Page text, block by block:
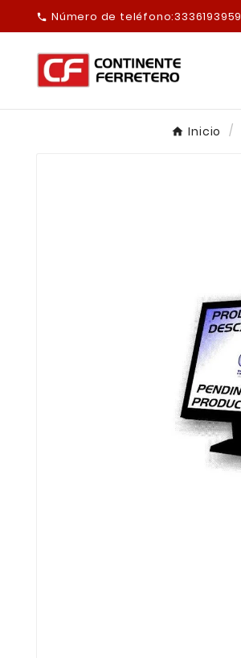
 Número de teléfono:3336193959
Inicio